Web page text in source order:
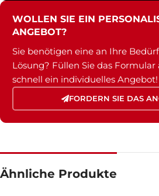
WOLLEN SIE EIN
ANGEBOT?
Sie benötigen eine an Ihre
Lösung? Füllen Sie das
schnell ein individuelles Angebot!
FORDERN SIE DAS
Ähnliche Produkte